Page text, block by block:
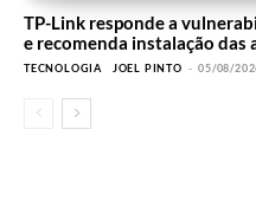
TP-Link responde a
e recomenda instalação das
TECNOLOGIA JOEL PINTO - 05/08/